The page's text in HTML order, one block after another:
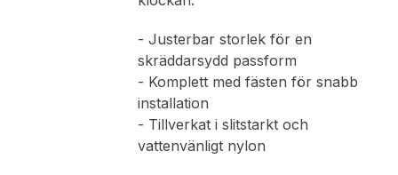
- Justerbar storlek för en
skräddarsydd passform
- Komplett med fästen för snabb
installation
- Tillverkat i slitstarkt och
vattenvänligt nylon